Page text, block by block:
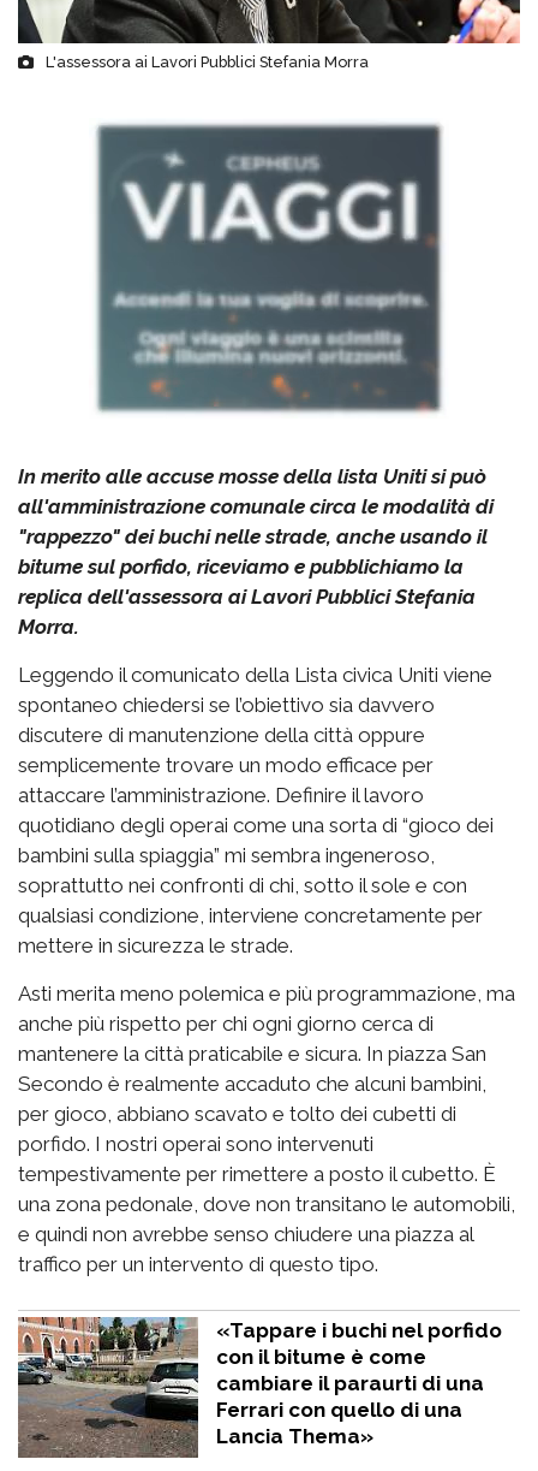
L'assessora ai Lavori Pubblici Stefania Morra
In merito alle accuse mosse della lista Uniti si può
all'amministrazione comunale circa le modalità di
"rappezzo" dei buchi nelle strade, anche usando il
bitume sul porfido, riceviamo e pubblichiamo la
replica dell'assessora ai Lavori Pubblici Stefania
Morra.
Leggendo il comunicato della Lista civica Uniti viene
spontaneo chiedersi se l’obiettivo sia davvero
discutere di manutenzione della città oppure
semplicemente trovare un modo efficace per
attaccare l’amministrazione. Definire il lavoro
quotidiano degli operai come una sorta di “gioco dei
bambini sulla spiaggia” mi sembra ingeneroso,
soprattutto nei confronti di chi, sotto il sole e con
qualsiasi condizione, interviene concretamente per
mettere in sicurezza le strade.
Asti merita meno polemica e più programmazione, ma
anche più rispetto per chi ogni giorno cerca di
mantenere la città praticabile e sicura. In piazza San
Secondo è realmente accaduto che alcuni bambini,
per gioco, abbiano scavato e tolto dei cubetti di
porfido. I nostri operai sono intervenuti
tempestivamente per rimettere a posto il cubetto. È
una zona pedonale, dove non transitano le automobili,
e quindi non avrebbe senso chiudere una piazza al
traffico per un intervento di questo tipo.
«Tappare i buchi nel porfido
con il bitume è come
cambiare il paraurti di una
Ferrari con quello di una
Lancia Thema»